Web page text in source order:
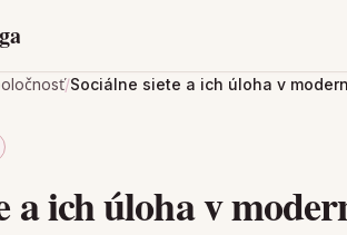
/Sociálne siete a ich úloha v
a ich úloha v